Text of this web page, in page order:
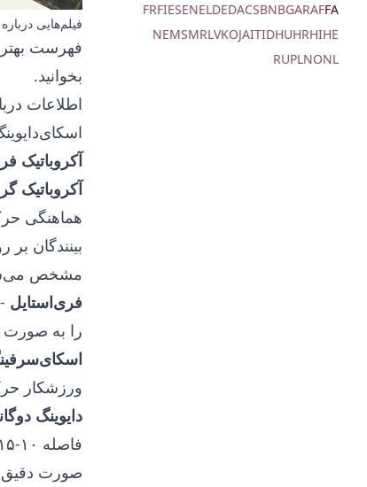
FA
AF
AR
BG
BN
CS
DA
DE
EL
EN
ES
FI
FR
HE
HI
HR
HU
ID
IT
JA
KO
LV
MR
MS
NE
NL
NO
PL
RU
فیلم‌هایی
فهرست
بخوانید.
اطلاعات
آکروباتیک
آکروباتیک
هماهنگی
بینندگان
مشخص
فری‌استایل
را به صورت
ورزشکار
دایوینگ
صورت دقیق